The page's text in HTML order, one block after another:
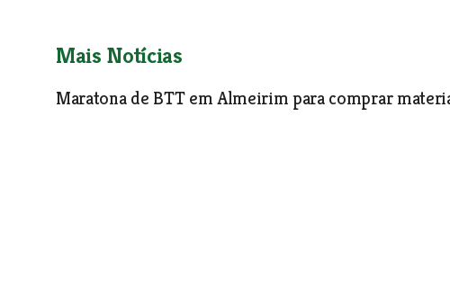
Mais Notícias
Maratona de BTT em Almeirim para comprar